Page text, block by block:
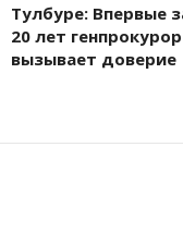
Тулбуре: Впервые
20 лет генпрокурор
вызывает доверие